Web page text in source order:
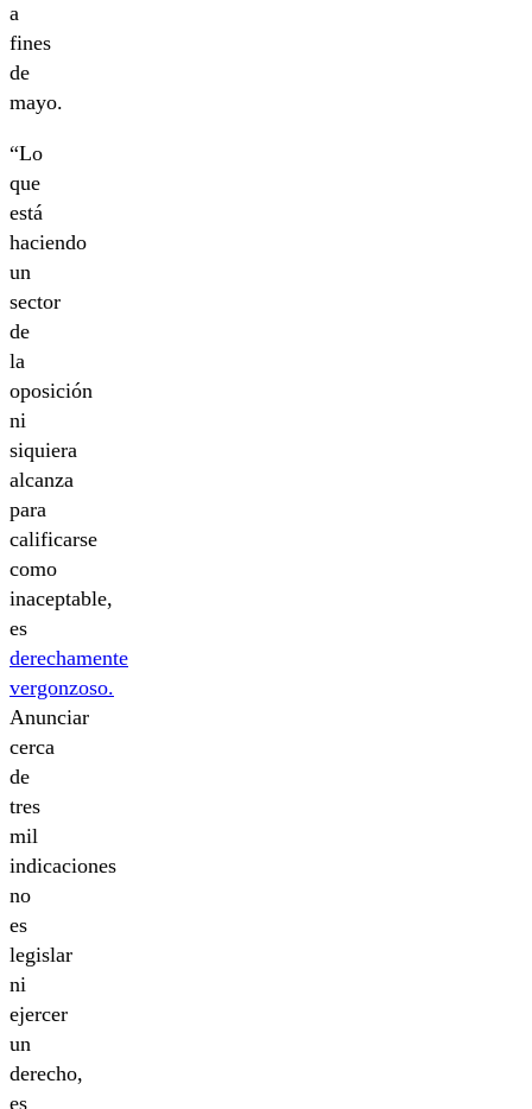
a
fines
de
mayo.
“Lo
que
está
haciendo
un
sector
de
la
oposición
ni
siquiera
alcanza
para
calificarse
como
inaceptable,
es
derechamente
vergonzoso.
Anunciar
cerca
de
tres
mil
indicaciones
no
es
legislar
ni
ejercer
un
derecho,
es